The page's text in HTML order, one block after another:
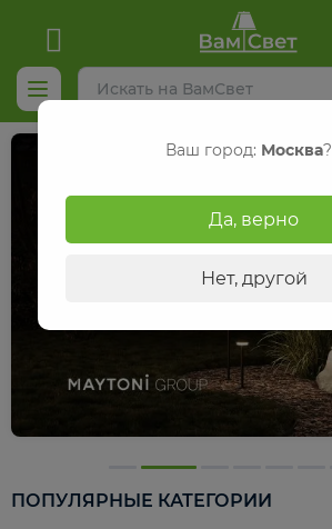
ПОПУЛЯРНЫЕ КАТЕГОРИИ
Ваш город: Москва?
Да, верно
Нет, другой